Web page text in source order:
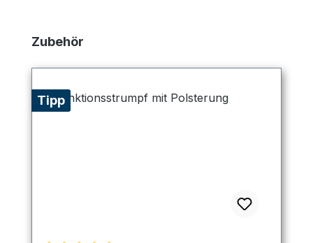
Produktgalerie überspringen
Zubehör
Tipp